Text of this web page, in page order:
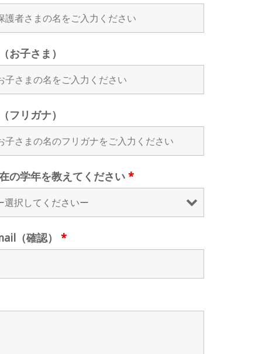
お子さま）
フリガナ）
の学年を教えてください*
（確認）*